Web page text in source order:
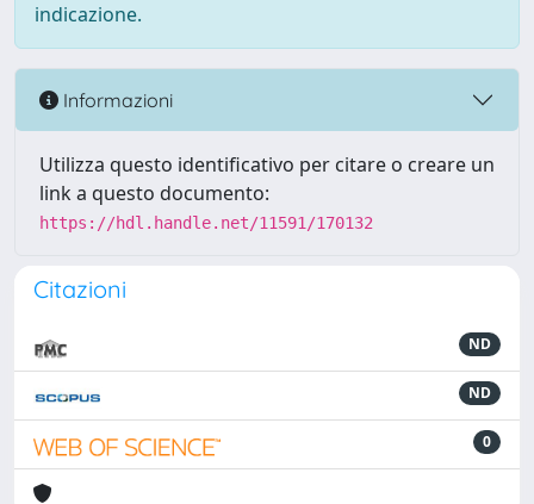
indicazione.
Informazioni
Utilizza questo identificativo per citare o creare un
link a questo documento:
https://hdl.handle.net/11591/170132
Citazioni
ND
ND
0